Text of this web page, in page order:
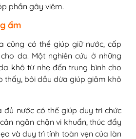
phần gây viêm.
ẩm
cũng có thể giúp giữ nước, cấp
da. Một nghiên cứu ở những
khô từ nhẹ đến trung bình cho
thấy, bôi dầu dừa giúp giảm khô
đủ nước có thể giúp duy trì chức
ngăn chặn vi khuẩn, thúc đẩy
và duy trì tính toàn vẹn của làn